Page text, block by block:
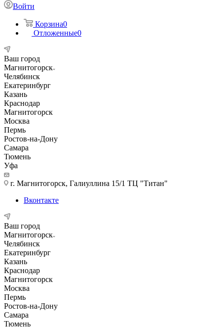
Войти
Корзина0
Отложенные0
Ваш город
Магнитогорск
Челябинск
Екатеринбург
Казань
Краснодар
Магнитогорск
Москва
Пермь
Ростов-на-Дону
Самара
Тюмень
Уфа
г. Магнитогорск, Галиуллина 15/1 ТЦ "Титан"
Вконтакте
Ваш город
Магнитогорск
Челябинск
Екатеринбург
Казань
Краснодар
Магнитогорск
Москва
Пермь
Ростов-на-Дону
Самара
Тюмень